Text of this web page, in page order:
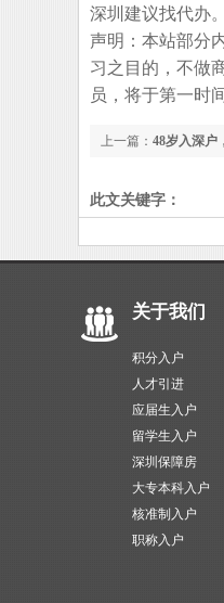
深圳建议找代办
声明：本站部分
习之目的，不做
员，将于第一时
上一篇： 48岁入深户
此文关键字：
关于我们
积分入户
人才引进
应届生入户
留学生入户
深圳保障房
大专本科入户
核准制入户
职称入户